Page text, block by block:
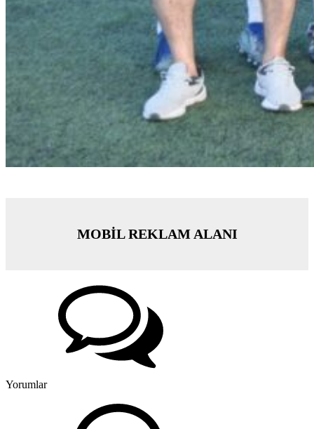
MOBİL REKLAM ALANI
Yorumlar